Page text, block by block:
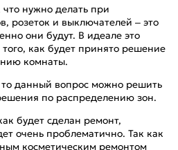
нужно делать при
розеток и выключателей – это
они будут. В идеале это
как будет принято решение
комнаты.
то данный вопрос можно решить
по распределению зон.
будет сделан ремонт,
очень проблематично. Так как
косметическим ремонтом